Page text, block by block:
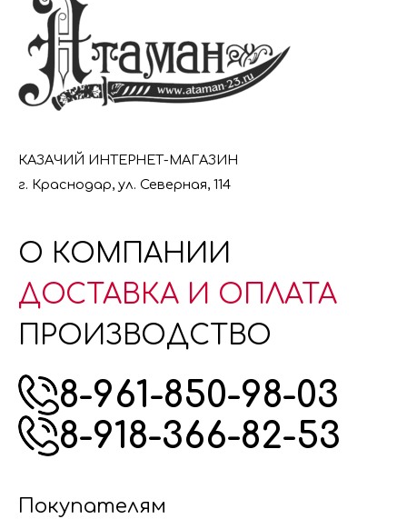
КАЗАЧИЙ ИНТЕРНЕТ-МАГАЗИН
г. Краснодар, ул. Северная, 114
О КОМПАНИИ
ДОСТАВКА И ОПЛАТА
ПРОИЗВОДСТВО
8-961-850-98-03
8-918-366-82-53
Покупателям